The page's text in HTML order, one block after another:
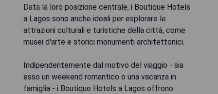
Data la loro posizione centrale, i Boutique Hotels
a Lagos sono anche ideali per esplorare le
attrazioni culturali e turistiche della città, come
musei d'arte e storici monumenti architettonici.
Indipendentemente dal motivo del viaggio - sia
esso un weekend romantico o una vacanza in
famiglia - i Boutique Hotels a Lagos offrono